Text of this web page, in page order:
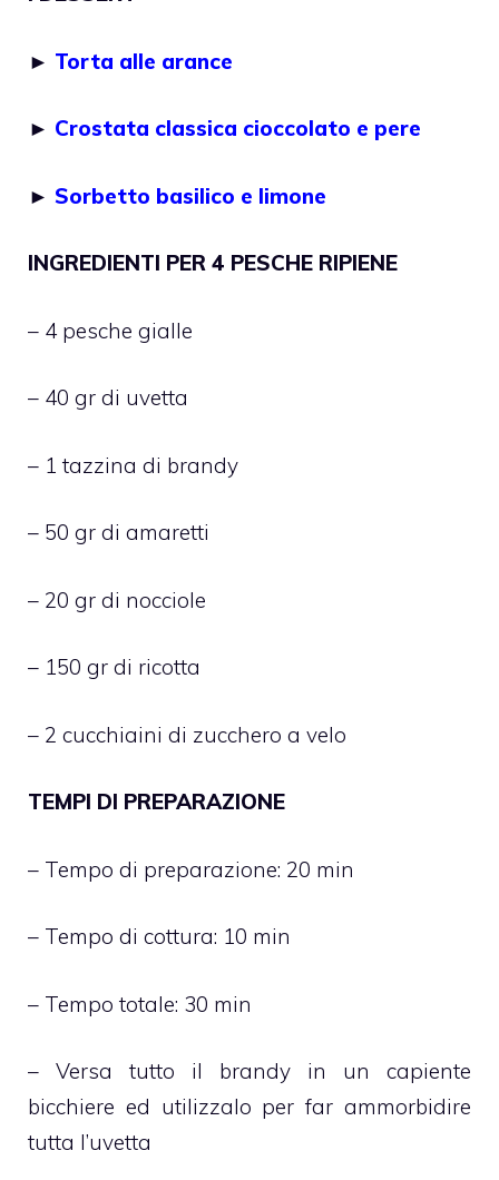
► Torta alle arance
► Crostata classica cioccolato e pere
► Sorbetto basilico e limone
INGREDIENTI PER 4 PESCHE RIPIENE
– 4 pesche gialle
– 40 gr di uvetta
– 1 tazzina di brandy
– 50 gr di amaretti
– 20 gr di nocciole
– 150 gr di ricotta
– 2 cucchiaini di zucchero a velo
TEMPI DI PREPARAZIONE
– Tempo di preparazione: 20 min
– Tempo di cottura: 10 min
– Tempo totale: 30 min
– Versa tutto il brandy in un capiente
bicchiere ed utilizzalo per far ammorbidire
tutta l’uvetta